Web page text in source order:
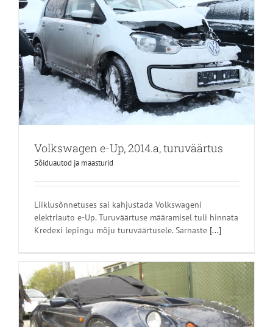
Volkswagen e-Up, 2014.a, turuväärtus
Sõiduautod ja maasturid
Liiklusõnnetuses sai kahjustada Volkswageni
elektriauto e-Up. Turuväärtuse määramisel tuli hinnata
Kredexi lepingu mõju turuväärtusele. Sarnaste [...]